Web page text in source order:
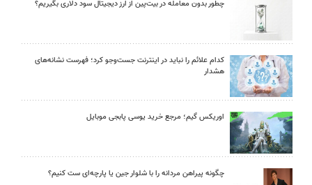
چطور بدون معامله در بیت‌پین از ارز دیجیتال سود دلاری بگیریم؟
کدام علائم را نباید در اینترنت جست‌وجو کرد؛ فهرست نشانه‌های
هشدار
اوریکس گیم؛ مرجع خرید یوسی پابجی موبایل
چگونه پیراهن مردانه را با شلوار جین یا پارچه‌ای ست کنیم؟